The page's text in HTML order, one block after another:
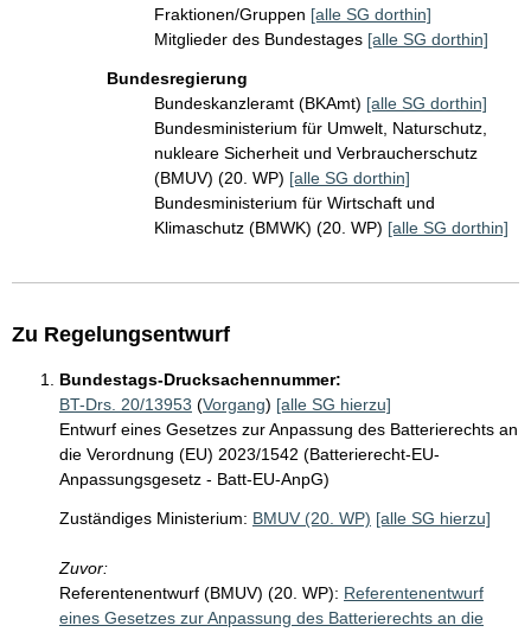
Fraktionen/Gruppen [alle SG dorthin]
Mitglieder des Bundestages [alle SG dorthin]
Bundesregierung
Bundeskanzleramt (BKAmt) [alle SG dorthin]
Bundesministerium für Umwelt, Naturschutz,
nukleare Sicherheit und Verbraucherschutz
(BMUV) (20. WP) [alle SG dorthin]
Bundesministerium für Wirtschaft und
Klimaschutz (BMWK) (20. WP) [alle SG dorthin]
Zu Regelungsentwurf
Bundestags-Drucksachennummer:
BT-Drs. 20/13953 (Vorgang) [alle SG hierzu]
Entwurf eines Gesetzes zur Anpassung des Batterierechts an
die Verordnung (EU) 2023/1542 (Batterierecht-EU-
Anpassungsgesetz - Batt-EU-AnpG)
Zuständiges Ministerium: BMUV (20. WP) [alle SG hierzu]
Zuvor:
Referentenentwurf (BMUV) (20. WP): Referentenentwurf
eines Gesetzes zur Anpassung des Batterierechts an die